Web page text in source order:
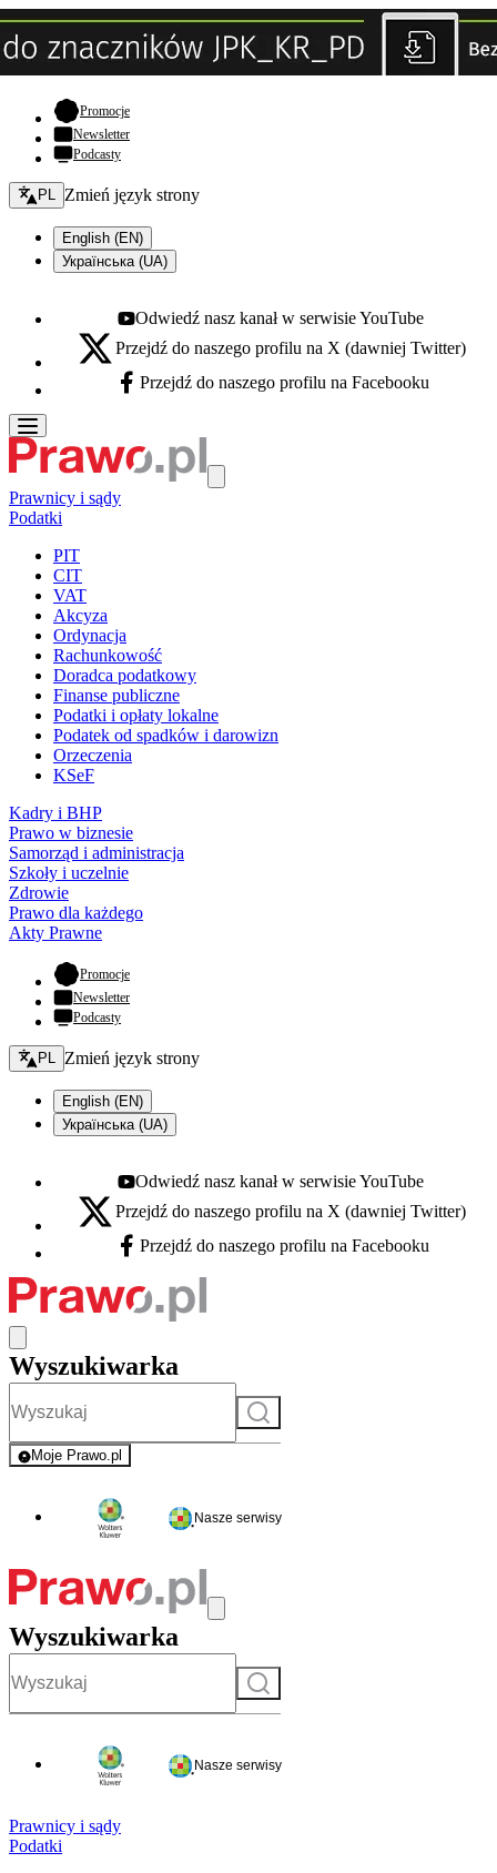
Promocje- otwiera się w nowej karcie
Newsletter
Podcasty
Zmień język - bieżący:
PL Zmień język strony
English (EN)
Українська (UA)
Youtube - otwiera się w nowej karcie
Odwiedź nasz kanał w serwisie YouTube
X - otwiera się w nowej karcie
Przejdź do naszego profilu na X (dawniej Twitter)
Facebook - otwiera się w nowej karcie
Przejdź do naszego profilu na Facebooku
Prawnicy i sądy
Podatki
PIT
CIT
VAT
Akcyza
Ordynacja
Rachunkowość
Doradca podatkowy
Finanse publiczne
Podatki i opłaty lokalne
Podatek od spadków i darowizn
Orzeczenia
KSeF
Kadry i BHP
Prawo w biznesie
Samorząd i administracja
Szkoły i uczelnie
Zdrowie
Prawo dla każdego
Akty Prawne
Promocje- otwiera się w nowej karcie
Newsletter
Podcasty
Zmień język - bieżący:
PL Zmień język strony
English (EN)
Українська (UA)
Youtube - otwiera się w nowej karcie
Odwiedź nasz kanał w serwisie YouTube
X - otwiera się w nowej karcie
Przejdź do naszego profilu na X (dawniej Twitter)
Facebook - otwiera się w nowej karcie
Przejdź do naszego profilu na Facebooku
Wyszukiwarka
Szukaj
Moje Prawo.pl
- rejestracja i logowanie do serwisu
Nasze serwisy
Wyszukiwarka
Szukaj
Nasze serwisy
Prawnicy i sądy
Podatki